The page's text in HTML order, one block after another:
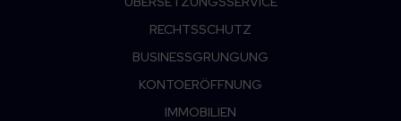
RECHTSSCHUTZ
BUSINESSGRUNGUNG
KONTOERÖFFNUNG
IMMOBILIEN